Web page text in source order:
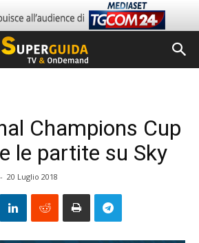
Champions Cup
le partite su Sky
- 20 Luglio 2018